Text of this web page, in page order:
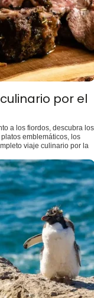
por el
a los fiordos, descubra los
emblemáticos, los
viaje culinario por la